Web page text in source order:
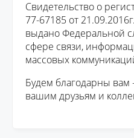
Свидетельство о
77-67185 от
выдано Федеральной
сфере связи,
массовых
Будем благодарны вам
вашим друзьям и